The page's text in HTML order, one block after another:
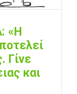
«Η
Γίνε
και